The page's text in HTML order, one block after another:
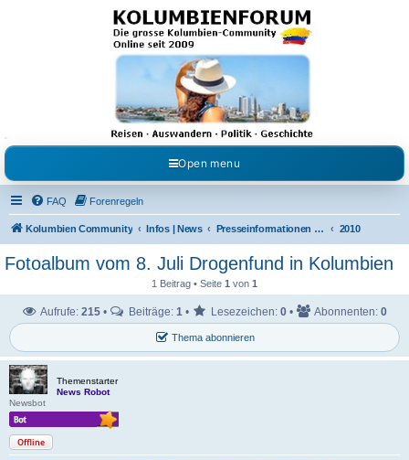
Kolumbienforum - Das
grosse Forum der
Freunde Kolumbiens
Reisen, Auswandern, Kultur, Politik, Geschichte und Visum in Kolumbien und Venezuela.
Austausch, Erfahrungen und Gemeinschaft im Kolumbienforum
Open menu
FAQ Forenregeln
Kolumbien Community Infos | News Presseinformationen & Neuigkeiten 2010
Fotoalbum vom 8. Juli Drogenfund in Kolumbien
1 Beitrag • Seite 1 von 1
Thema abonnieren
Aufrufe: 215 • Beiträge: 1 • Lesezeichen: 0 • Abonnenten: 0
Themenstarter
News Robot
Newsbot
Offline